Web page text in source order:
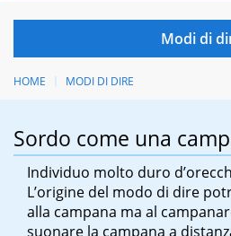
HOME MODI DI DIRE
Sordo come una
Individuo molto duro
L’origine del modo di dire
alla campana ma al
suonare la campana a